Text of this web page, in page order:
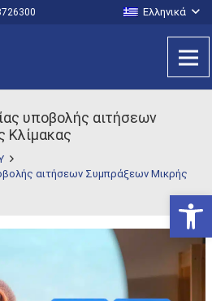
Ελληνικά
υποβολής αιτήσεων
Κλίμακας
αιτήσεων Συμπράξεων Μικρής